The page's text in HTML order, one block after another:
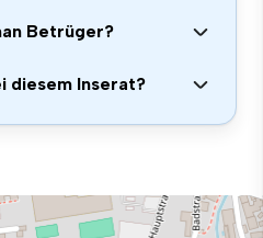
Betrüger?
diesem Inserat?